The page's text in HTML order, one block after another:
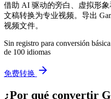
借助 AI 驱动的旁白、虚拟形
文稿转换为专业视频。导出
视频文件。
Sin registro para conversión
de 100 idiomas
免费转换
¿Por qué convertir